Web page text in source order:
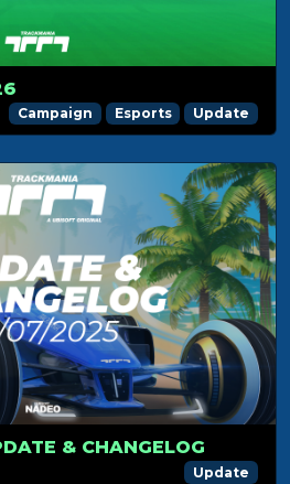
Campaign Esports Update
& CHANGELOG
Update